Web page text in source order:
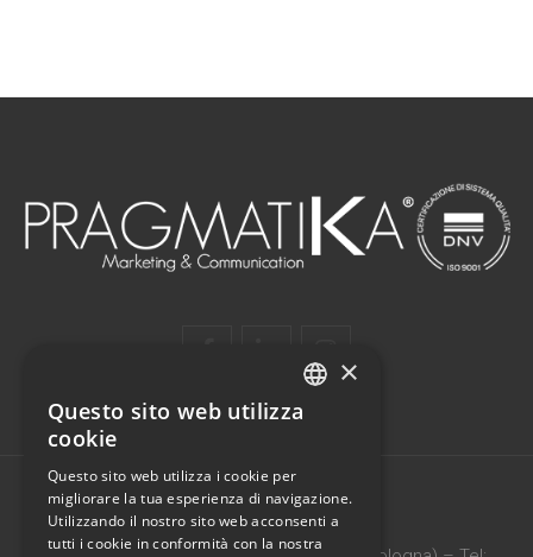
PRAGMATIKA SRL
×
Questo sito web utilizza
cookie
Questo sito web utilizza i cookie per
migliorare la tua esperienza di navigazione.
Utilizzando il nostro sito web acconsenti a
tutti i cookie in conformità con la nostra